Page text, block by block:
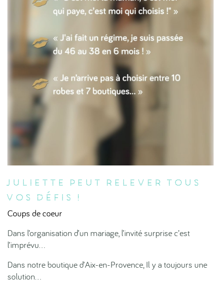
Juliette peut relever tous
vos défis !
Coups de coeur
Dans l’organisation d’un mariage, l’invité surprise c’est
l’imprévu…
Dans notre boutique d’Aix-en-Provence, Il y a toujours une
solution…